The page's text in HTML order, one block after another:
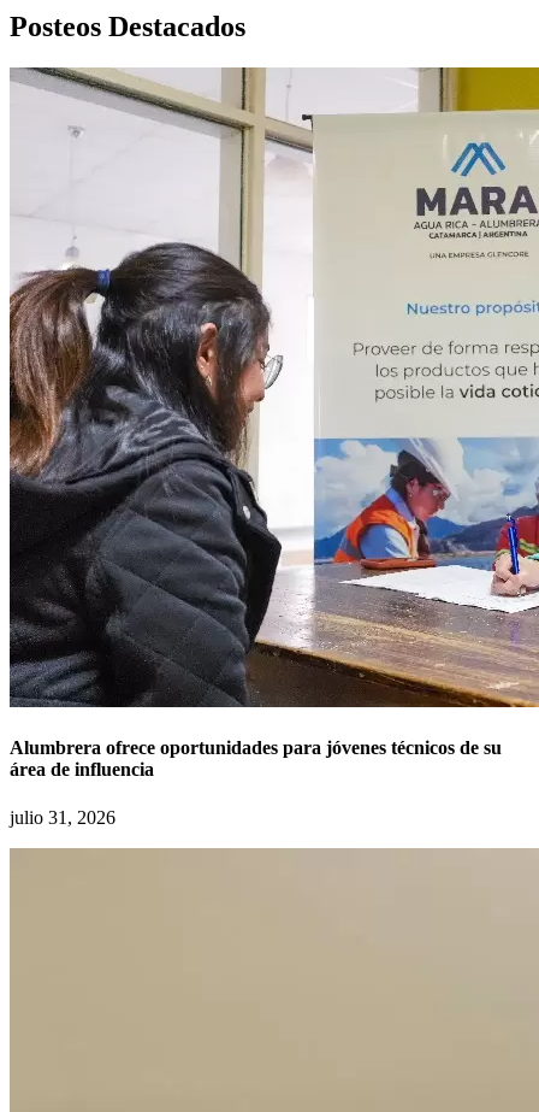
Posteos Destacados
Alumbrera ofrece oportunidades para jóvenes técnicos de su
área de influencia
julio 31, 2026